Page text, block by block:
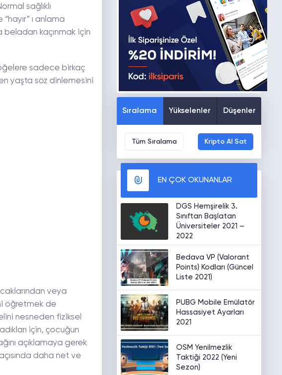
sağlıklı
ı anlama
beladan kaçınmak için
sadece birkaç
yaşta söz dinlemesini
veya
öğretmek de
nesneden fiziksel
için, çocuğun
açıklamaya gerek
daha net ve
Sıralama Yükselenler Düşenler
Tüm Sıralama Kripto Al Sat
EN ÇOK OKUNANLAR
DGS Hemşirelik 3.
Sınıftan Başlatan
Üniversiteler 2021 –
2022
Bedava VP (Valorant
Points) Kodları (Güncel
Liste 2021)
PUBG Mobile Emülatör
Hassasiyet Ayarları
2021
OSM Yenilmezlik
Taktiği 2022 (Yeni
Sezon)